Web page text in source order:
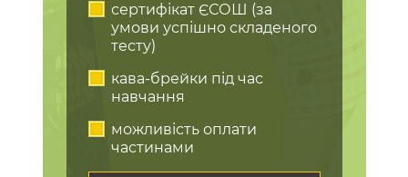
сертифікат ЄСОШ (за
умови успішно складеного
тесту)
кава-брейки під час
навчання
можливість оплати
частинами